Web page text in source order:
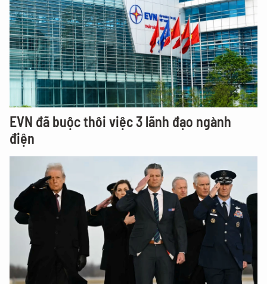
EVN đã buộc thôi việc 3 lãnh đạo ngành
điện